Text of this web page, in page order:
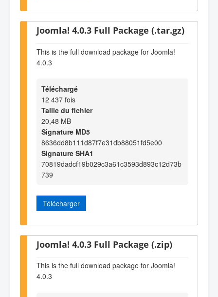
Joomla! 4.0.3 Full Package (.tar.gz)
This is the full download package for Joomla!
4.0.3
Téléchargé
12 437 fois
Taille du fichier
20,48 MB
Signature MD5
8636dd8b111d87f7e31db88051fd5e00
Signature SHA1
70819dadcf19b029c3a61c3593d893c12d73b
739
Télécharger
Joomla! 4.0.3 Full Package (.zip)
This is the full download package for Joomla!
4.0.3